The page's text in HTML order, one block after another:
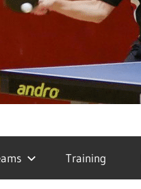
Training